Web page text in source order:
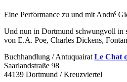
Eine Performance zu und mitAndré
Und nun in Dortmund schwungvoll in
von E.A. Poe, Charles Dickens,
Buchhandlung / AntuquairatLe Chat
Saarlandstraße 98
44139 Dortmund / Kreuzviertel